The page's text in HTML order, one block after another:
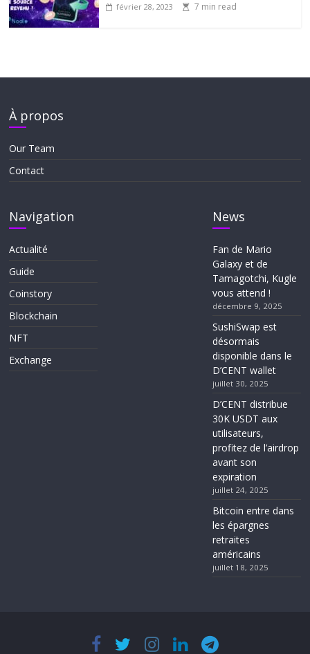
février 28, 2023 7 min read
À propos
Our Team
Contact
Navigation
Actualité
Guide
Coinstory
Blockchain
NFT
Exchange
News
Fan de Mario
Galaxy et de
Tamagotchi, Kugle
vous attend !
décembre 9, 2025
SushiSwap est
désormais
disponible dans le
D’CENT wallet
juillet 30, 2025
D’CENT distribue
30K USDT aux
utilisateurs,
profitez de l’airdrop
avant son
expiration
juillet 24, 2025
Bitcoin entre dans
les épargnes
retraites
américains
juillet 18, 2025